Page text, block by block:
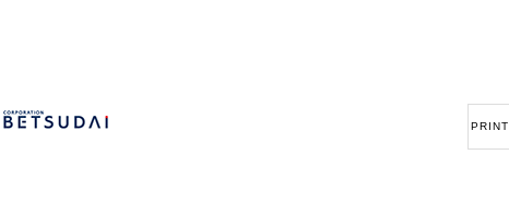
PRINT